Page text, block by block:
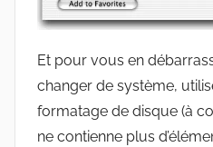
Et pour vous en
changer de système,
formatage de disque (à
ne contienne plus